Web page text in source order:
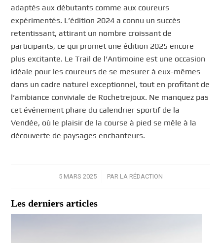
adaptés aux débutants comme aux coureurs
expérimentés. L’édition 2024 a connu un succès
retentissant, attirant un nombre croissant de
participants, ce qui promet une édition 2025 encore
plus excitante. Le Trail de l’Antimoine est une occasion
idéale pour les coureurs de se mesurer à eux-mêmes
dans un cadre naturel exceptionnel, tout en profitant de
l’ambiance conviviale de Rochetrejoux. Ne manquez pas
cet événement phare du calendrier sportif de la
Vendée, où le plaisir de la course à pied se mêle à la
découverte de paysages enchanteurs.
5 MARS 2025
/ PAR LA RÉDACTION
Les derniers articles